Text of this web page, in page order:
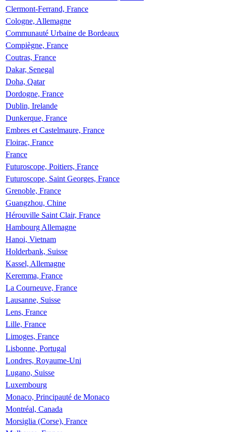
Clermont-Ferrand, France
Cologne, Allemagne
Communauté Urbaine de Bordeaux
Compiègne, France
Coutras, France
Dakar, Senegal
Doha, Qatar
Dordogne, France
Dublin, Irelande
Dunkerque, France
Embres et Castelmaure, France
Floirac, France
France
Futuroscope, Poitiers, France
Futuroscope, Saint Georges, France
Grenoble, France
Guangzhou, Chine
Hérouville Saint Clair, France
Hambourg Allemagne
Hanoi, Vietnam
Holderbank, Suisse
Kassel, Allemagne
Keremma, France
La Courneuve, France
Lausanne, Suisse
Lens, France
Lille, France
Limoges, France
Lisbonne, Portugal
Londres, Royaume-Uni
Lugano, Suisse
Luxembourg
Monaco, Principauté de Monaco
Montréal, Canada
Morsiglia (Corse), France